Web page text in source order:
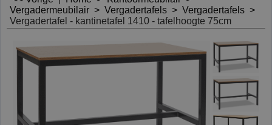
Vergadermeubilair > Vergadertafels > Vergadertafels >
Vergadertafel - kantinetafel 1410 - tafelhoogte 75cm